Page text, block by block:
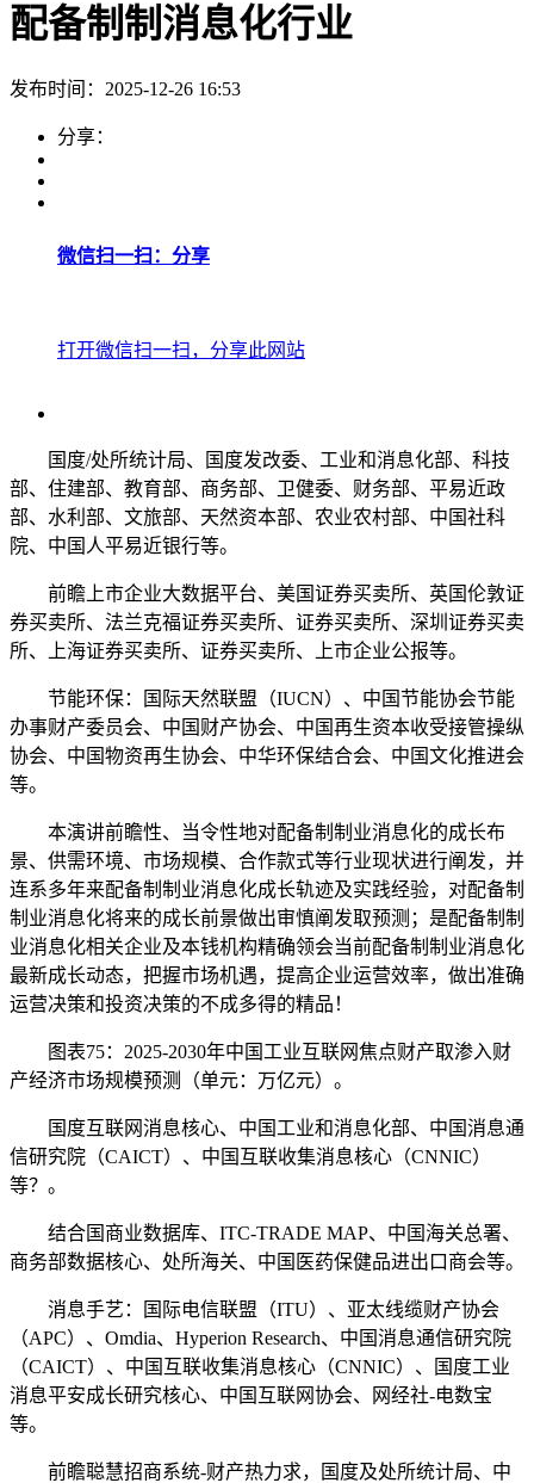
配备制制消息化行业
发布时间：2025-12-26 16:53
分享：
微信扫一扫：分享
打开微信扫一扫，分享此网站
国度/处所统计局、国度发改委、工业和消息化部、科技
部、住建部、教育部、商务部、卫健委、财务部、平易近政
部、水利部、文旅部、天然资本部、农业农村部、中国社科
院、中国人平易近银行等。
前瞻上市企业大数据平台、美国证券买卖所、英国伦敦证
券买卖所、法兰克福证券买卖所、证券买卖所、深圳证券买卖
所、上海证券买卖所、证券买卖所、上市企业公报等。
节能环保：国际天然联盟（IUCN）、中国节能协会节能
办事财产委员会、中国财产协会、中国再生资本收受接管操纵
协会、中国物资再生协会、中华环保结合会、中国文化推进会
等。
本演讲前瞻性、当令性地对配备制制业消息化的成长布
景、供需环境、市场规模、合作款式等行业现状进行阐发，并
连系多年来配备制制业消息化成长轨迹及实践经验，对配备制
制业消息化将来的成长前景做出审慎阐发取预测；是配备制制
业消息化相关企业及本钱机构精确领会当前配备制制业消息化
最新成长动态，把握市场机遇，提高企业运营效率，做出准确
运营决策和投资决策的不成多得的精品！
图表75：2025-2030年中国工业互联网焦点财产取渗入财
产经济市场规模预测（单元：万亿元）。
国度互联网消息核心、中国工业和消息化部、中国消息通
信研究院（CAICT）、中国互联收集消息核心（CNNIC）
等？。
结合国商业数据库、ITC-TRADE MAP、中国海关总署、
商务部数据核心、处所海关、中国医药保健品进出口商会等。
消息手艺：国际电信联盟（ITU）、亚太线缆财产协会
（APC）、Omdia、Hyperion Research、中国消息通信研究院
（CAICT）、中国互联收集消息核心（CNNIC）、国度工业
消息平安成长研究核心、中国互联网协会、网经社-电数宝
等。
前瞻聪慧招商系统-财产热力求，国度及处所统计局、中